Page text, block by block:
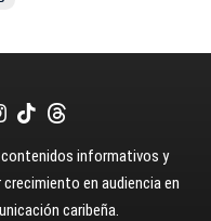
informativos y
en audiencia en
caribeña.